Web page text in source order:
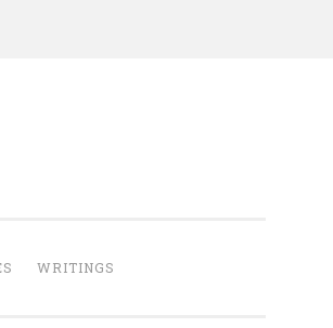
WRITINGS